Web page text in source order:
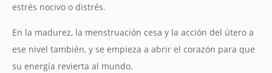
estrés nocivo o distrés.
En la madurez, la menstruación cesa y la acción del útero a
ese nivel también, y se empieza a abrir el corazón para que
su energía revierta al mundo.